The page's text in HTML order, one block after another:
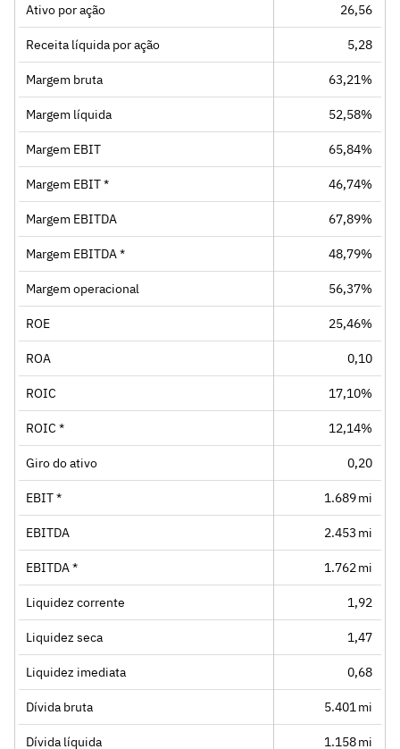
Ativo por ação 26,56
Receita líquida por ação 5,28
Margem bruta 63,21%
Margem líquida 52,58%
Margem EBIT 65,84%
Margem EBIT * 46,74%
Margem EBITDA 67,89%
Margem EBITDA * 48,79%
Margem operacional 56,37%
ROE 25,46%
ROA 0,10
ROIC 17,10%
ROIC * 12,14%
Giro do ativo 0,20
EBIT * 1.689 mi
EBITDA 2.453 mi
EBITDA * 1.762 mi
Liquidez corrente 1,92
Liquidez seca 1,47
Liquidez imediata 0,68
Dívida bruta 5.401 mi
Dívida líquida 1.158 mi